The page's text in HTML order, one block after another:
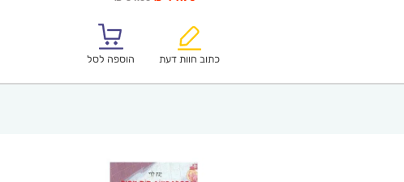
₪64.00.
הוא:
כתוב חוות דעת
הוספה לסל